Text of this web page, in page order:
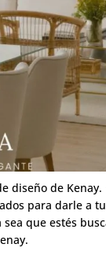
diseño de Kenay.
para darle a
que estés